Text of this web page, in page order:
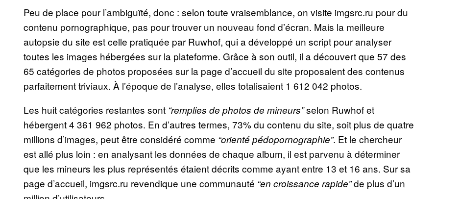
Peu de place pour l’ambiguïté, donc : selon toute vraisemblance, on visite imgsrc.ru pour du
contenu pornographique, pas pour trouver un nouveau fond d’écran. Mais la meilleure
autopsie du site est celle pratiquée par Ruwhof, qui a développé un script pour analyser
toutes les images hébergées sur la plateforme. Grâce à son outil, il a découvert que 57 des
65 catégories de photos proposées sur la page d’accueil du site proposaient des contenus
parfaitement triviaux. À l’époque de l’analyse, elles totalisaient 1 612 042 photos.
Les huit catégories restantes sont “remplies de photos de mineurs”selon Ruwhof et
hébergent 4 361 962 photos. En d’autres termes, 73% du contenu du site, soit plus de quatre
millions d’images, peut être considéré comme “orienté pédopornographie”. Et le chercheur
est allé plus loin : en analysant les données de chaque album, il est parvenu à déterminer
que les mineurs les plus représentés étaient décrits comme ayant entre 13 et 16 ans. Sur sa
page d’accueil, imgsrc.ru revendique une communauté “en croissance rapide”de plus d’un